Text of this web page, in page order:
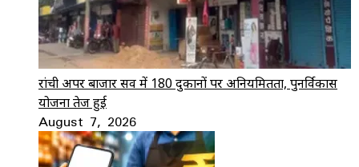
रांची अपर बाजार सर्वे में 180 दुकानों पर अनियमितता, पुनर्विकास
योजना तेज हुई
August 7, 2026